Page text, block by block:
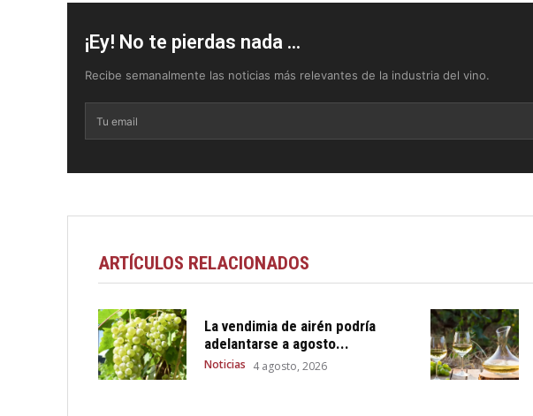
¡Ey! No te pierdas nada ...
Recibe semanalmente las noticias más relevantes de la industria del vino.
ARTÍCULOS RELACIONADOS
La vendimia de airén podría
adelantarse a agosto...
Noticias 4 agosto, 2026